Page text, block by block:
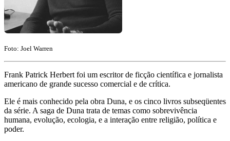
Foto: Joel Warren
Frank Patrick Herbert foi um escritor de ficção científica e jornalista
americano de grande sucesso comercial e de crítica.
Ele é mais conhecido pela obra Duna, e os cinco livros subseqüentes
da série. A saga de Duna trata de temas como sobrevivência
humana, evolução, ecologia, e a interação entre religião, política e
poder.